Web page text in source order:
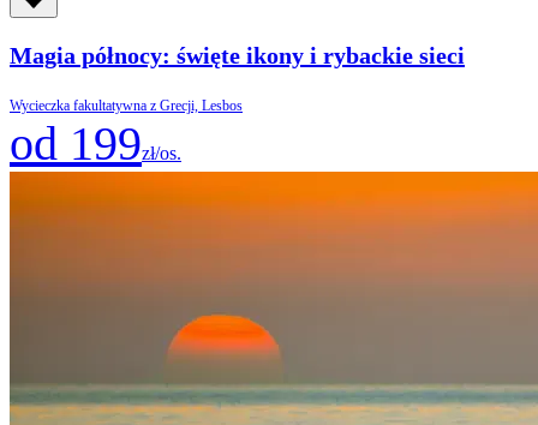
Magia północy: święte ikony i rybackie sieci
Wycieczka fakultatywna z Grecji, Lesbos
od 199zł/os.